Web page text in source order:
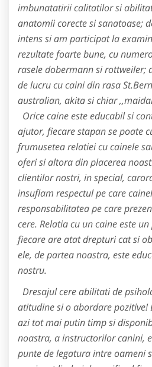
imbunatatirii calitatilor si
anatomii corecte si sanatoase;
intens si am participat la
rezultate foarte bune, cu
rasele dobermann si rottweiler;
de lucru cu caini din rasa
australian, akita si chiar
Orice caine este educabil si
ajutor, fiecare stapan se poate
frumusetea relatiei cu cainele
oferi si altora din placerea
clientilor nostri, in special,
insuflam respectul pe care
responsabilitatea pe care
cere. Relatia cu un caine este
fiecare are atat drepturi cat si
ele, de partea noastra, este
nostru.
Dresajul cere abilitati de
atitudine si o abordare pozitive!
azi tot mai putin timp si
noastra, a instructorilor canini,
punte de legatura intre oameni